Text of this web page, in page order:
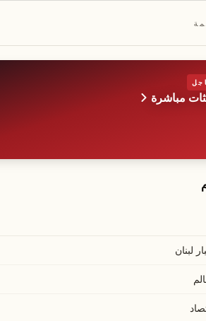
بلدات
مباشرة
لبنان